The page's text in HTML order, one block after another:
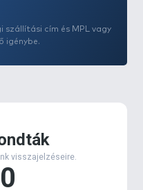
szállítási cím és MPL vagy
igénybe.